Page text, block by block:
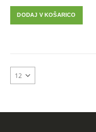
je
je:
DODAJ V KOŠARICO